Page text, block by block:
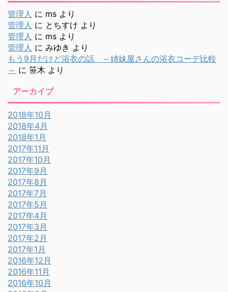
管理人 に ms より
管理人 に とちすけ より
管理人 に ms より
管理人 に みゆき より
もう9月だけど浴衣の話 ～姉妹屋さんの浴衣コーデ比較
～ に 笹木 より
アーカイブ
2018年10月
2018年4月
2018年1月
2017年11月
2017年10月
2017年9月
2017年8月
2017年7月
2017年5月
2017年4月
2017年3月
2017年2月
2017年1月
2016年12月
2016年11月
2016年10月